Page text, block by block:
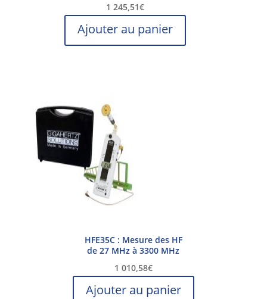
1 245,51€
Ajouter au panier
HFE35C : Mesure des HF
de 27 MHz à 3300 MHz
1 010,58€
Ajouter au panier